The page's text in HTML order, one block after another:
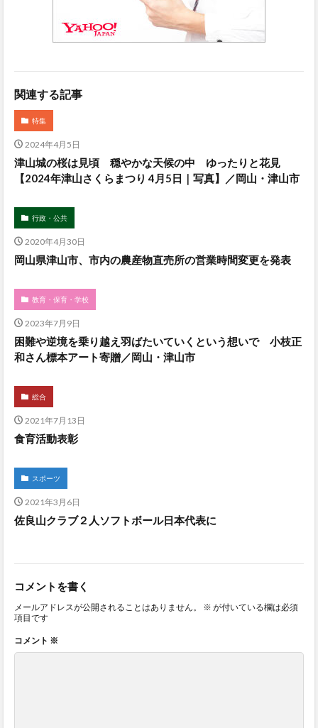
関連する記事
特集
2024年4月5日
津山城の桜は見頃 穏やかな天候の中 ゆったりと花見
【2024年津山さくらまつり 4月5日｜写真】／岡山・津山市
行政・公共
2020年4月30日
岡山県津山市、市内の農産物直売所の営業時間変更を発表
教育・保育・学校
2023年7月9日
困難や逆境を乗り越え羽ばたいていくという想いで 小枝正
和さん標本アート寄贈／岡山・津山市
総合
2021年7月13日
食育活動表彰
スポーツ
2021年3月6日
佐良山クラブ２人ソフトボール日本代表に
コメントを書く
メールアドレスが公開されることはありません。 ※ が付いている欄は必須
項目です
コメント ※